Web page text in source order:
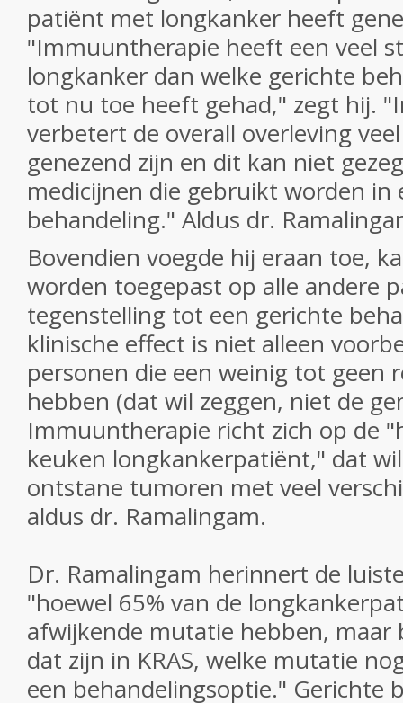
patiënt met longkanker heeft
"Immuuntherapie heeft een veel
longkanker dan welke gerichte
tot nu toe heeft gehad," zegt hij.
verbetert de overall overleving
genezend zijn en dit kan niet
medicijnen die gebruikt worden in
behandeling." Aldus dr.
Bovendien voegde hij eraan toe,
worden toegepast op alle andere
tegenstelling tot een gerichte
klinische effect is niet alleen
personen die een weinig tot geen
hebben (dat wil zeggen, niet de
Immuuntherapie richt zich op de
keuken longkankerpatiënt," dat
ontstane tumoren met veel
aldus dr. Ramalingam.
Dr. Ramalingam herinnert de
"hoewel 65% van de
afwijkende mutatie hebben, maar
dat zijn in KRAS, welke mutatie
een ​​behandelingsoptie." Gerichte